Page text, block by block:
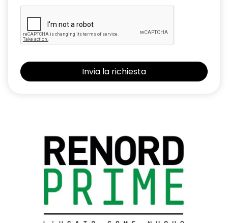
Presa 12V anteriore
Profili finestrini neri
Retrovisore interno elettrocromico
Retrovisori esterni regolabili e ripiegabili elettricamente , con
indicatore di direzione a LED
Retrovisori posteriori nero lucido
Rivestimento cielo chiaro